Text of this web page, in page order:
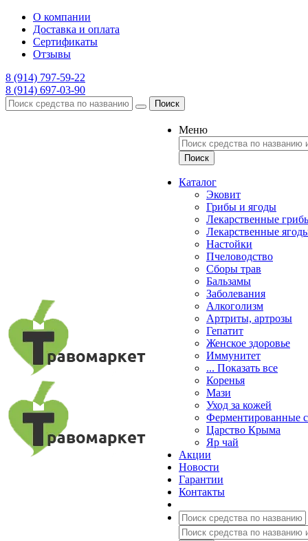
О компании
Доставка и оплата
Сертификаты
Отзывы
8 (914) 797-59-22
8 (914) 697-03-90
Поиск
Меню
Каталог
Эковит
Грибы и ягоды
Лекарственные
Лекарственные
Настойки
Пчеловодство
Сборы трав
Бальзамы
Заболевания
Алкоголизм
Артриты, артрозы
Гепатит
Женское здоровье
Иммунитет
... Показать все
Коренья
Мази
Уход за кожей
Ферментированные
Царство Крыма
Яр чай
Акции
Новости
Гарантии
Контакты